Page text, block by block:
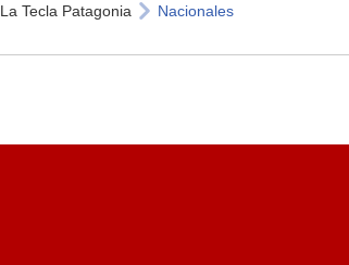
La Tecla Patagonia Nacionales